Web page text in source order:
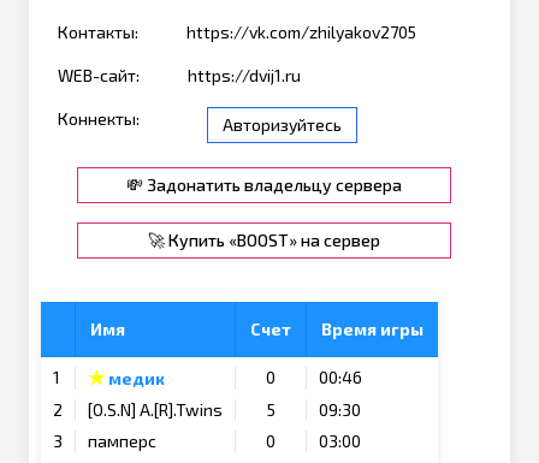
Контакты: https://vk.com/zhilyakov2705
WEB-сайт: https://dvij1.ru
Коннекты: Авторизуйтесь
💸 Задонатить владельцу сервера
🚀 Купить «BOOST» на сервер
Имя Счет Время игры
1 ★ медик 0
00:46
2
[O.S.N] A.[R].Twins 5
09:30
3
памперс 0 03:00